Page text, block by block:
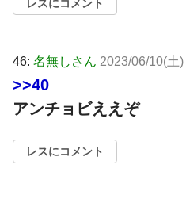
レスにコメント
46: 名無しさん 2023/06/10(土
>>40
アンチョビええぞ
レスにコメント